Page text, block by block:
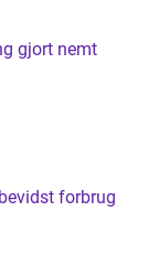
gjort nemt
forbrug